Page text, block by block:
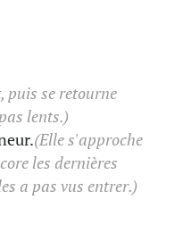
puis se retourne
lents.)
(Elle s'approche
les dernières
a pas vus entrer.)